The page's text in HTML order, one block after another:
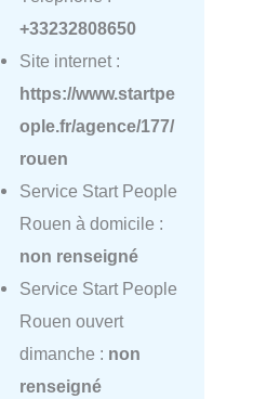
+33232808650
Site internet :
https://www.startpe
ople.fr/agence/177/
rouen
Service Start People
Rouen à domicile :
non renseigné
Service Start People
Rouen ouvert
dimanche : non
renseigné